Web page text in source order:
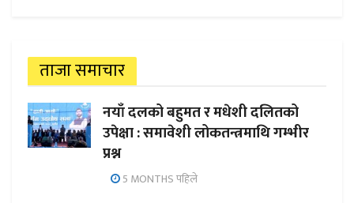
ताजा समाचार
नयाँ दलको बहुमत र मधेशी दलितको
उपेक्षा : समावेशी लोकतन्त्रमाथि गम्भीर
प्रश्न
5 MONTHS पहिले